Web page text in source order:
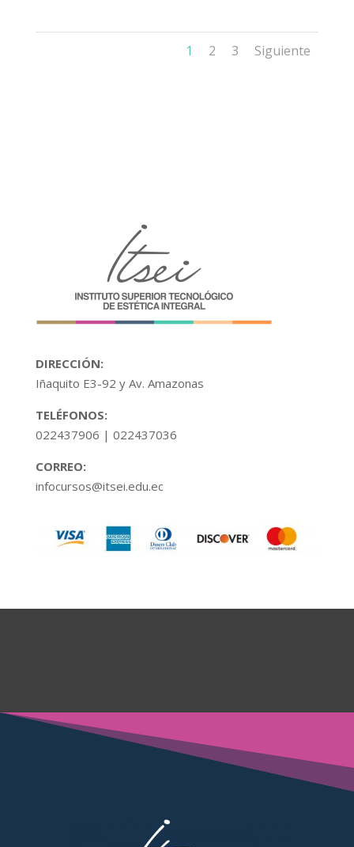
1 2 3 Siguiente
DIRECCIÓN:
Iñaquito E3-92 y Av. Amazonas
TELÉFONOS:
022437906 | 022437036
CORREO:
infocursos@itsei.edu.ec